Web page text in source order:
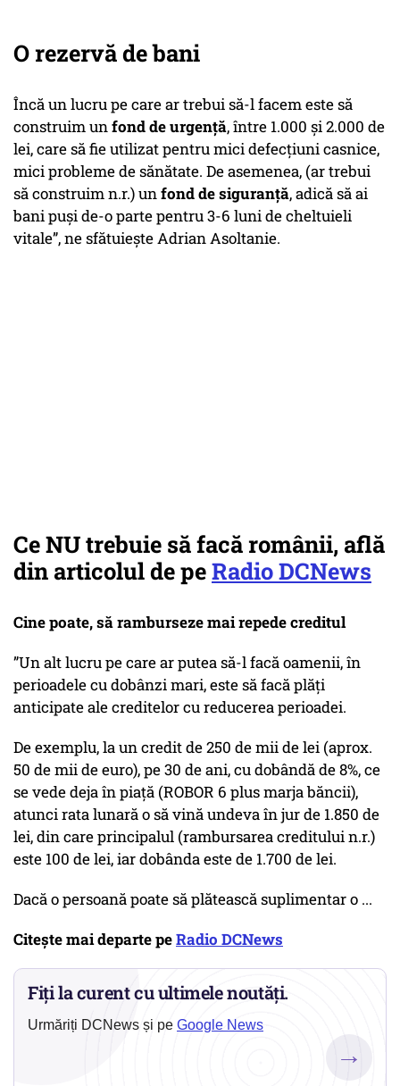
O rezervă de bani
Încă un lucru pe care ar trebui să-l facem este să
construim unfond de urgență, între 1.000 și 2.000 de
lei, care să fie utilizat pentru mici defecțiuni casnice,
mici probleme de sănătate. De asemenea, (ar trebui
să construim n.r.) unfond de siguranță, adică să ai
bani puși de-o parte pentru 3-6 luni de cheltuieli
vitale”, ne sfătuiește Adrian Asoltanie.
Ce NU trebuie să facă românii, află
din articolul de peRadio DCNews
Cine poate, să ramburseze mai repede creditul
”Un alt lucru pe care ar putea să-l facă oamenii, în
perioadele cu dobânzi mari, este să facă plăți
anticipate ale creditelor cu reducerea perioadei.
De exemplu, la un credit de 250 de mii de lei (aprox.
50 de mii de euro), pe 30 de ani, cu dobândă de 8%, ce
se vede deja în piață (ROBOR 6 plus marja băncii),
atunci rata lunară o să vină undeva în jur de 1.850 de
lei, din care principalul (rambursarea creditului n.r.)
este 100 de lei, iar dobânda este de 1.700 de lei.
Dacă o persoană poate să plătească suplimentar o ...
Citește mai departe peRadio DCNews
Fiți la curent cu ultimele noutăți.
Urmăriți DCNews și pe Google News
→